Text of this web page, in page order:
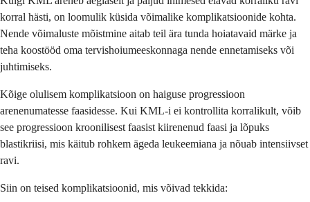
korral hästi, on loomulik küsida võimalike komplikatsioonide kohta.
Nende võimaluste mõistmine aitab teil ära tunda hoiatavaid märke ja
teha koostööd oma tervishoiumeeskonnaga nende ennetamiseks või
juhtimiseks.
Kõige olulisem komplikatsioon on haiguse progressioon
arenenumatesse faasidesse. Kui KML-i ei kontrollita korralikult, võib
see progressioon kroonilisest faasist kiirenenud faasi ja lõpuks
blastikriisi, mis käitub rohkem ägeda leukeemiana ja nõuab intensiivset
ravi.
Siin on teised komplikatsioonid, mis võivad tekkida: